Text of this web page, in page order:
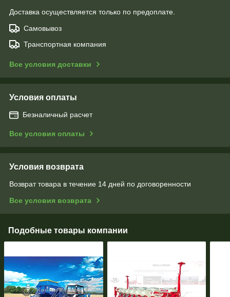
Доставка осуществляется только по предоплате.
Самовывоз
Транспортная компания
Все условия доставки
Условия оплаты
Безналичный расчет
Все условия оплаты
Условия возврата
Возврат товара в течение 14 дней по договоренности
Все условия возврата
Подобные товары компании